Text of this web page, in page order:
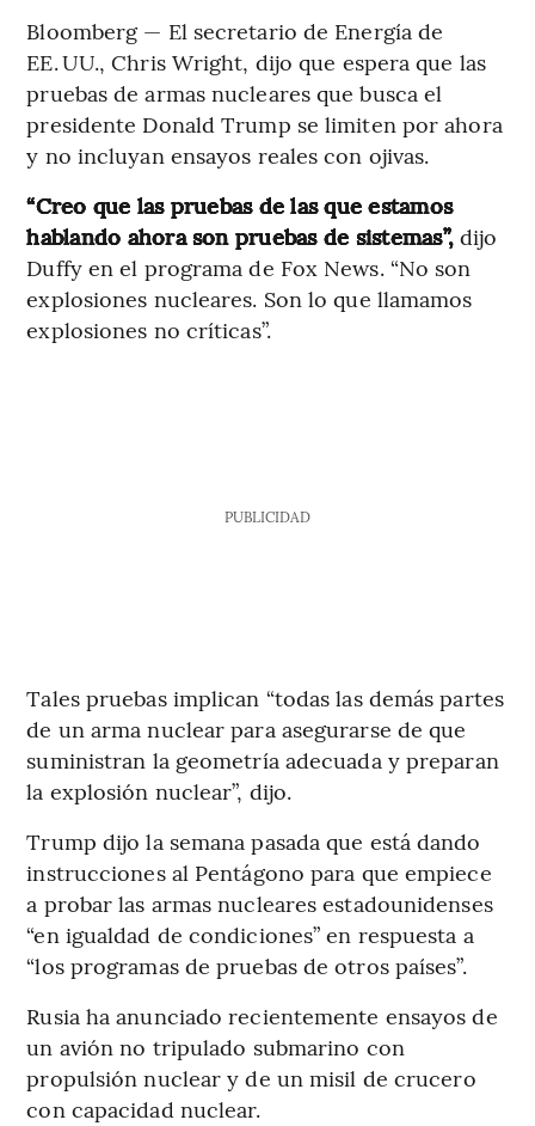
Bloomberg — El secretario de Energía de
EE. UU., Chris Wright, dijo que espera que las
pruebas de armas nucleares que busca el
presidente Donald Trump se limiten por ahora
y no incluyan ensayos reales con ojivas.
“Creo que las pruebas de las que estamos
hablando ahora son pruebas de sistemas”, dijo
Duffy en el programa de Fox News. “No son
explosiones nucleares. Son lo que llamamos
explosiones no críticas”.
PUBLICIDAD
Tales pruebas implican “todas las demás partes
de un arma nuclear para asegurarse de que
suministran la geometría adecuada y preparan
la explosión nuclear”, dijo.
Trump dijo la semana pasada que está dando
instrucciones al Pentágono para que empiece
a probar las armas nucleares estadounidenses
“en igualdad de condiciones” en respuesta a
“los programas de pruebas de otros países”.
Rusia ha anunciado recientemente ensayos de
un avión no tripulado submarino con
propulsión nuclear y de un misil de crucero
con capacidad nuclear.